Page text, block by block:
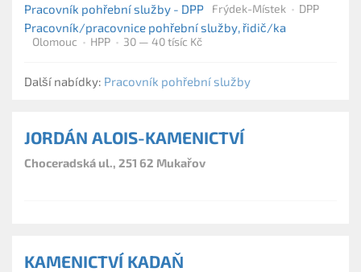
Pracovník pohřební služby - DPP Frýdek-Místek DPP
Pracovník/pracovnice pohřební služby, řidič/ka
Olomouc HPP 30 — 40 tísíc Kč
Další nabídky: Pracovník pohřební služby
JORDÁN ALOIS-KAMENICTVÍ
Choceradská ul., 251 62 Mukařov
KAMENICTVÍ KADAŇ